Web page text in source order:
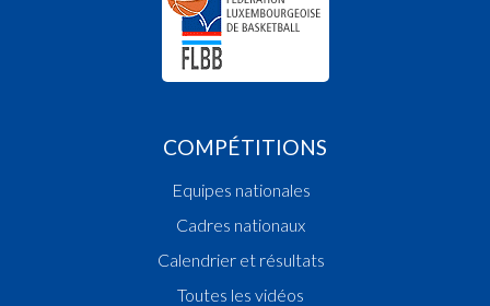
COMPÉTITIONS
Equipes nationales
Cadres nationaux
Calendrier et résultats
Toutes les vidéos